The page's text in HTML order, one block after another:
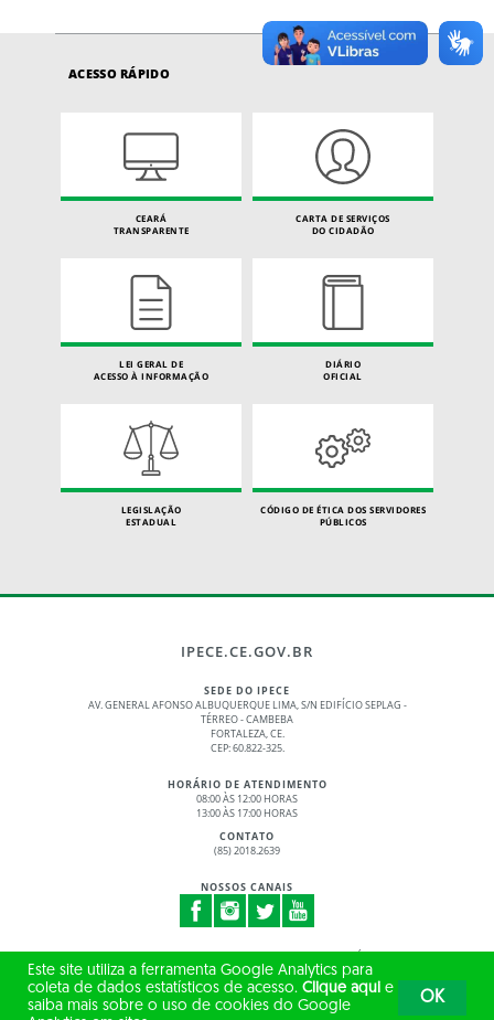
ACESSO RÁPIDO
CEARÁ
TRANSPARENTE
CARTA DE SERVIÇOS
DO CIDADÃO
LEI GERAL DE
ACESSO À INFORMAÇÃO
DIÁRIO
OFICIAL
LEGISLAÇÃO
ESTADUAL
CÓDIGO DE ÉTICA DOS SERVIDORES
PÚBLICOS
IPECE.CE.GOV.BR
SEDE DO IPECE
AV. GENERAL AFONSO ALBUQUERQUE LIMA, S/N EDIFÍCIO SEPLAG -
TÉRREO - CAMBEBA
FORTALEZA, CE.
CEP: 60.822-325.
HORÁRIO DE ATENDIMENTO
08:00 ÀS 12:00 HORAS
13:00 ÀS 17:00 HORAS
CONTATO
(85) 2018.2639
NOSSOS CANAIS
© 2017 - 2026 – GOVERNO DO ESTADO DO CEARÁ
TODOS OS DIREITOS RESERVADOS
Este site utiliza a ferramenta Google Analytics para
coleta de dados estatísticos de acesso. Clique aqui e
saiba mais sobre o uso de cookies do Google
OK